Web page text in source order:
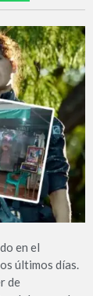
en el
últimos días.
de